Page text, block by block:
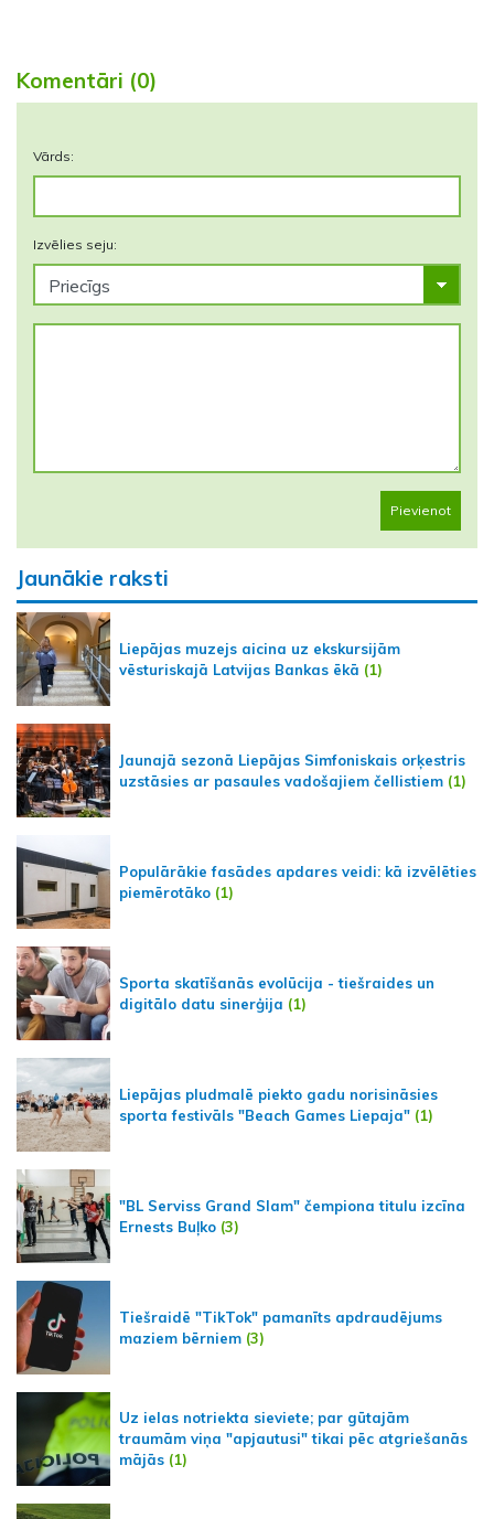
Komentāri (0)
Vārds:
Izvēlies seju:
Pievienot
Jaunākie raksti
Liepājas muzejs aicina uz ekskursijām
vēsturiskajā Latvijas Bankas ēkā (1)
Jaunajā sezonā Liepājas Simfoniskais orķestris
uzstāsies ar pasaules vadošajiem čellistiem (1)
Populārākie fasādes apdares veidi: kā izvēlēties
piemērotāko (1)
Sporta skatīšanās evolūcija - tiešraides un
digitālo datu sinerģija (1)
Liepājas pludmalē piekto gadu norisināsies
sporta festivāls "Beach Games Liepaja" (1)
"BL Serviss Grand Slam" čempiona titulu izcīna
Ernests Buļko (3)
Tiešraidē "TikTok" pamanīts apdraudējums
maziem bērniem (3)
Uz ielas notriekta sieviete; par gūtajām
traumām viņa "apjautusi" tikai pēc atgriešanās
mājās (1)